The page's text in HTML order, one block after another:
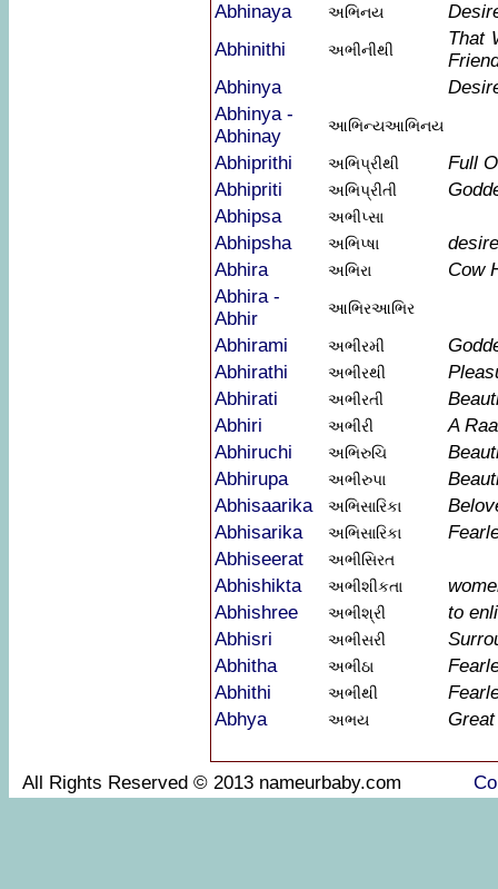
Abhinaya
અભિનય
Abhinithi
અભીનીથી
That
Abhinya
Abhinya -
Abhinay
આભિન્યઆભિનય
Abhiprithi અભિપ્રીથી
Full
Abhipriti
અભિપ્રીતી
Abhipsa
અભીપ્સા
Abhipsha અભિપ્ષા
Abhira
અભિરા
Cow
Abhira -
Abhir
આભિરઆભિર
Abhirami અભીરમી
Abhirathi
અભીરથી
Abhirati
અભીરતી
Abhiri
અભીરી
A
Abhiruchi
અભિરુચિ
Abhirupa
અભીરુપા
Abhisaarika
અભિસારિકા
Abhisarika
અભિસારિકા
Abhiseerat
અભીસિરત
Abhishikta અભીશીકતા
Abhishree
અભીશ્રી
to
Abhisri
અભીસરી
Abhitha
અભીઠા
Abhithi
અભીથી
Abhya
અભય Great
All Rights Reserved © 2013 nameurbaby.com